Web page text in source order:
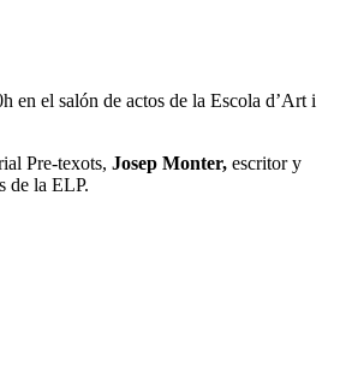
en el salón de actos de la Escola d’Art i
Pre-texots, Josep Monter, escritor y
de la ELP.